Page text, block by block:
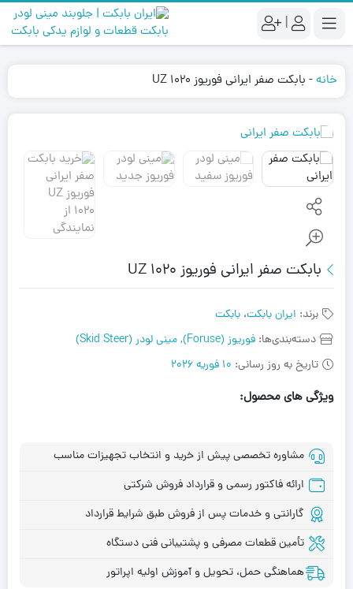
|
خانه- بابکت صفر ایرانی فوریوز UZ 1020
بابکت صفر ایرانی فوریوز UZ 1020
برند: ایران بابکت، بابکت
دسته‌بندی‌ها: فوریوز (Foruse) ,مینی لودر (Skid Steer)
تاریخ به روز رسانی: 10 فوریه 2026
ویژگی های محصول:
مشاوره تخصصی پیش از خرید و انتخاب تجهیزات مناسب
ارائه فاکتور رسمی و قرارداد فروش شرکتی
گارانتی و خدمات پس از فروش طبق شرایط قرارداد
تأمین قطعات مصرفی و پشتیبانی فنی دستگاه
هماهنگی حمل، تحویل و آموزش اولیه اپراتور